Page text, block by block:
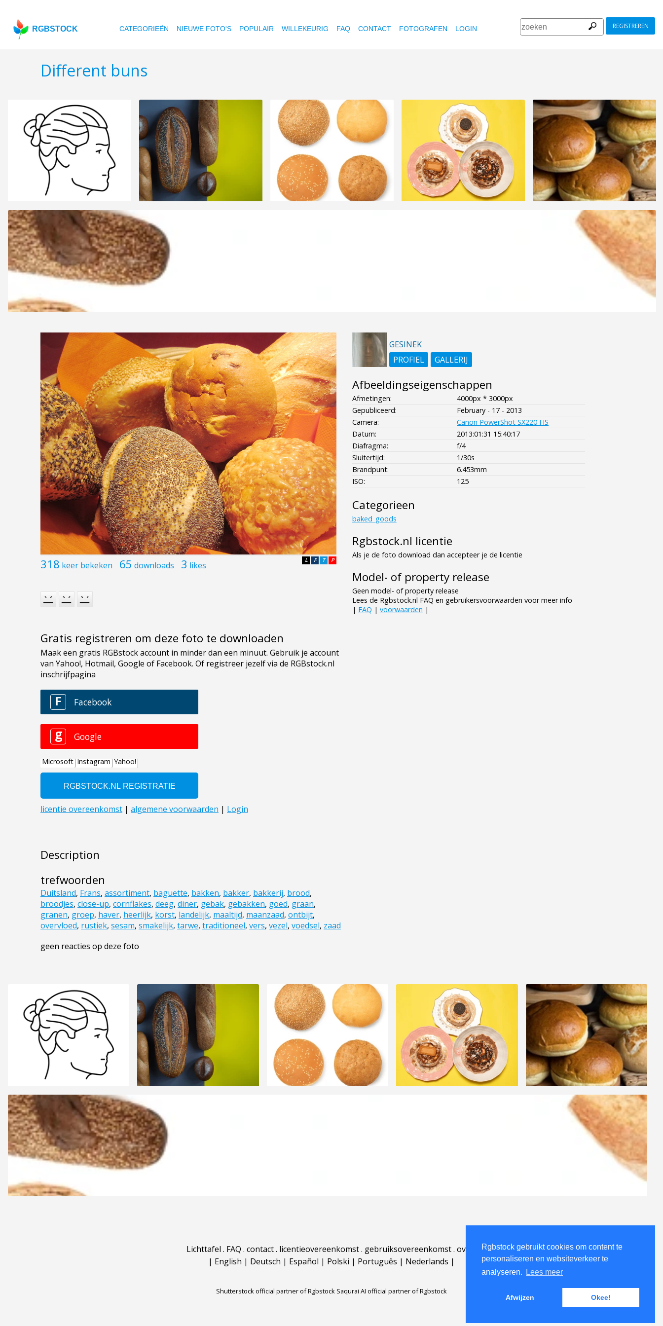
Rgbstock gebruikt cookies om content te
personaliseren en websiteverkeer te
analyseren.
Lees meer
Afwijzen Okee!
RGBSTOCK CATEGORIEËN NIEUWE FOTO'S POPULAIR WILLEKEURIG FAQ CONTACT FOTOGRAFEN LOGIN REGISTREREN
Different buns
318 keer bekeken 65 downloads 3 likes P
T
F
L
Gratis registreren om deze foto te downloaden
Description
trefwoorden
Duitsland, Frans, assortiment, baguette, bakken, bakker, bakkerij, brood,
broodjes, close-up, cornflakes, deeg, diner, gebak, gebakken, goed, graan,
granen, groep, haver, heerlijk, korst, landelijk, maaltijd, maanzaad, ontbijt,
overvloed, rustiek, sesam, smakelijk, tarwe, traditioneel, vers, vezel, voedsel, zaad
geen reacties op deze foto
GESINEK
PROFIEL
GALLERIJ
Afbeeldingseigenschappen
Afmetingen:
4000px * 3000px
Gepubliceerd:
February - 17 - 2013
Camera:
Canon PowerShot SX220 HS
Datum:
2013:01:31 15:40:17
Diafragma:
f/4
Sluitertijd:
1/30s
Brandpunt:
6.453mm
ISO:
125
Categorieen
baked_goods
Rgbstock.nl licentie
Als je de foto download dan accepteer je de licentie
Model- of property release
Geen model- of property release
Lees de Rgbstock.nl FAQ en gebruikersvoorwaarden voor meer info
| FAQ | voorwaarden |
Lichttafel . FAQ . contact. licentieovereenkomst. gebruiksovereenkomst. over
| English | Deutsch | Español | Polski | Português | Nederlands |
Shutterstock official partner of Rgbstock Saqurai AI official partner of Rgbstock